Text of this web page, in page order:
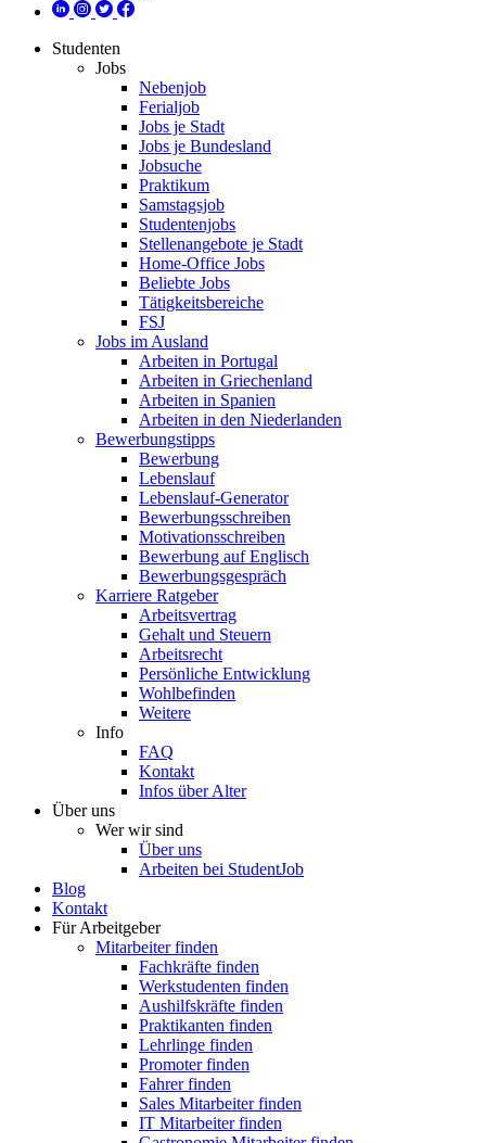
Studenten
Jobs
Nebenjob
Ferialjob
Jobs je Stadt
Jobs je Bundesland
Jobsuche
Praktikum
Samstagsjob
Studentenjobs
Stellenangebote je Stadt
Home-Office Jobs
Beliebte Jobs
Tätigkeitsbereiche
FSJ
Jobs im Ausland
Arbeiten in Portugal
Arbeiten in Griechenland
Arbeiten in Spanien
Arbeiten in den Niederlanden
Bewerbungstipps
Bewerbung
Lebenslauf
Lebenslauf-Generator
Bewerbungsschreiben
Motivationsschreiben
Bewerbung auf Englisch
Bewerbungsgespräch
Karriere Ratgeber
Arbeitsvertrag
Gehalt und Steuern
Arbeitsrecht
Persönliche Entwicklung
Wohlbefinden
Weitere
Info
FAQ
Kontakt
Infos über Alter
Über uns
Wer wir sind
Über uns
Arbeiten bei StudentJob
Blog
Kontakt
Für Arbeitgeber
Mitarbeiter finden
Fachkräfte finden
Werkstudenten finden
Aushilfskräfte finden
Praktikanten finden
Lehrlinge finden
Promoter finden
Fahrer finden
Sales Mitarbeiter finden
IT Mitarbeiter finden